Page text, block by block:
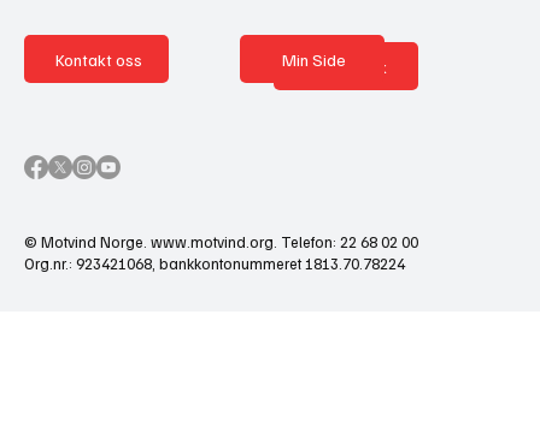
Kontakt oss Nettbutikk
Min Side
© Motvind Norge. www.motvind.org . Telefon: 22 68 02 00
Org.nr.: 923421068, bankkontonummeret 1813.70.78224